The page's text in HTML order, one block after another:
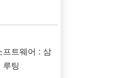
프트웨어 : 삼
루팅